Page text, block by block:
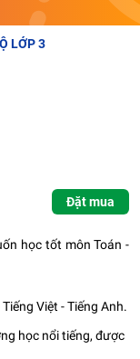
LỚP 3
Đặt mua
học tốt môn Toán -
Việt - Tiếng Anh.
học nổi tiếng, được